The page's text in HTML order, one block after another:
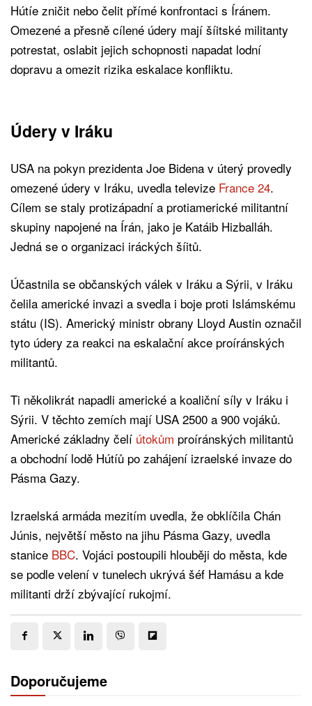
Hútíe zničit nebo čelit přímé konfrontaci s Íránem.
Omezené a přesně cílené údery mají šíitské militanty
potrestat, oslabit jejich schopnosti napadat lodní
dopravu a omezit rizika eskalace konfliktu.
Údery v Iráku
USA na pokyn prezidenta Joe Bidena v úterý provedly
omezené údery v Iráku, uvedla televize France 24.
Cílem se staly protizápadní a protiamerické militantní
skupiny napojené na Írán, jako je Katáib Hizballáh.
Jedná se o organizaci iráckých šíitů.
Účastnila se občanských válek v Iráku a Sýrii, v Iráku
čelila americké invazi a svedla i boje proti Islámskému
státu (IS). Americký ministr obrany Lloyd Austin označil
tyto údery za reakci na eskalační akce proíránských
militantů.
Ti několikrát napadli americké a koaliční síly v Iráku i
Sýrii. V těchto zemích mají USA 2500 a 900 vojáků.
Americké základny čelí útokům proíránských militantů
a obchodní lodě Hútíů po zahájení izraelské invaze do
Pásma Gazy.
Izraelská armáda mezitím uvedla, že obklíčila Chán
Júnis, největší město na jihu Pásma Gazy, uvedla
stanice BBC. Vojáci postoupili hlouběji do města, kde
se podle velení v tunelech ukrývá šéf Hamásu a kde
militanti drží zbývající rukojmí.
Doporučujeme